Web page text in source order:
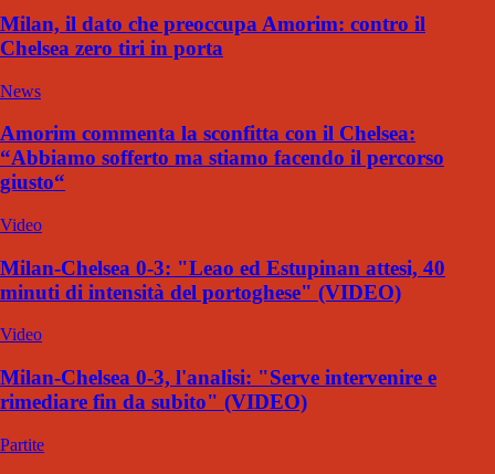
Milan, il dato che preoccupa Amorim: contro il
Chelsea zero tiri in porta
News
Amorim commenta la sconfitta con il Chelsea:
“Abbiamo sofferto ma stiamo facendo il percorso
giusto“
Video
Milan-Chelsea 0-3: "Leao ed Estupinan attesi, 40
minuti di intensità del portoghese" (VIDEO)
Video
Milan-Chelsea 0-3, l'analisi: "Serve intervenire e
rimediare fin da subito" (VIDEO)
Partite